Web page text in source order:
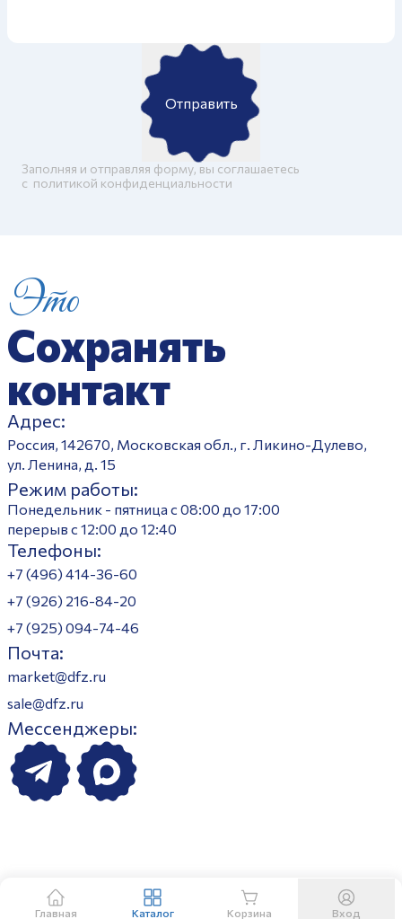
Отправить
Заполняя и отправляя форму, вы соглашаетесь
c политикой конфиденциальности
Это
Сохранять
контакт
Адрес:
Россия, 142670, Московская обл., г. Ликино-Дулево,
ул. Ленина, д. 15
Режим работы:
Понедельник - пятница с 08:00 до 17:00
перерыв с 12:00 до 12:40
Телефоны:
+7 (496) 414-36-60
+7 (926) 216-84-20
+7 (925) 094-74-46
Почта:
market@dfz.ru
sale@dfz.ru
Мессенджеры:
Главная Каталог Корзина Вход